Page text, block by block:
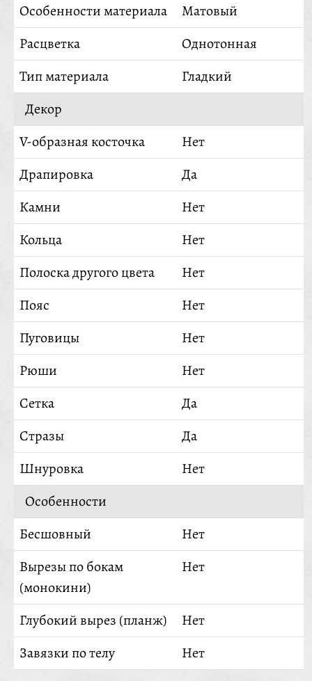
Особенности материала
Матовый
Расцветка
Однотонная
Тип материала
Гладкий
Декор
V-образная косточка
Нет
Драпировка
Да
Камни
Нет
Кольца
Нет
Полоска другого цвета
Нет
Пояс
Нет
Пуговицы
Нет
Рюши
Нет
Сетка
Да
Стразы
Да
Шнуровка
Нет
Особенности
Бесшовный
Нет
Вырезы по бокам
(монокини)
Нет
Глубокий вырез (планж)
Нет
Завязки по телу
Нет